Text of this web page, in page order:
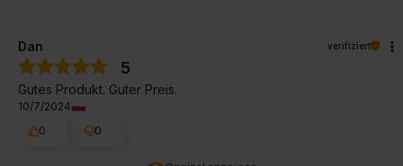
Dan verifiziert
5
Gutes Produkt. Guter Preis.
10/7/2024
0
0